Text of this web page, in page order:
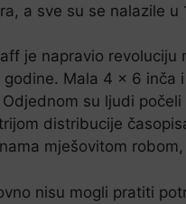
a sve su se nalazile
je napravio
godine. Mala 4 x 6 inča
su ljudi
distribucije
mješovitom
nisu mogli pratiti